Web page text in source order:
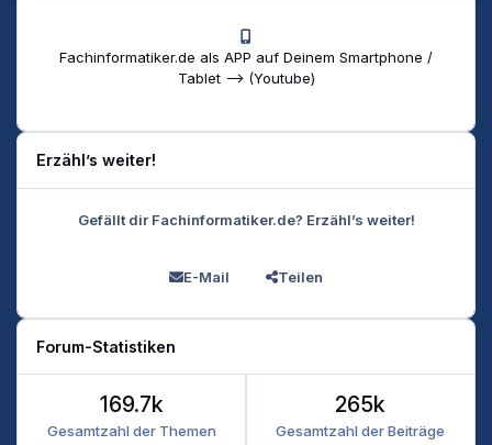
Fachinformatiker.de als APP auf Deinem Smartphone /
Tablet --> (Youtube)
Erzähl’s weiter!
Gefällt dir Fachinformatiker.de? Erzähl’s weiter!
E-Mail Teilen
Forum-Statistiken
Gesamtzahl der Themen
169.7k
Gesamtzahl der Beiträge
265k